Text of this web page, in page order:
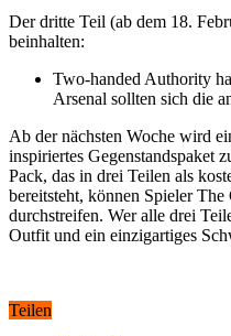
Der dritte Teil (ab dem 18.
beinhalten:
Two-handed Authority
Arsenal sollten sich die
Ab der nächsten Woche wird
inspiriertes Gegenstandspaket
Pack, das in drei Teilen als
bereitsteht, können Spieler
durchstreifen. Wer alle drei
Outfit und ein einzigartiges
Teilen